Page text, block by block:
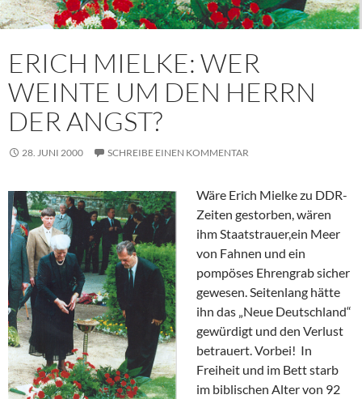
ERICH MIELKE: WER
WEINTE UM DEN HERRN
DER ANGST?
28. JUNI 2000 SCHREIBE EINEN KOMMENTAR
Wäre Erich Mielke zu DDR-
Zeiten gestorben, wären
ihm Staatstrauer,ein Meer
von Fahnen und ein
pompöses Ehrengrab sicher
gewesen. Seitenlang hätte
ihn das „Neue Deutschland“
gewürdigt und den Verlust
betrauert. Vorbei! In
Freiheit und im Bett starb
im biblischen Alter von 92